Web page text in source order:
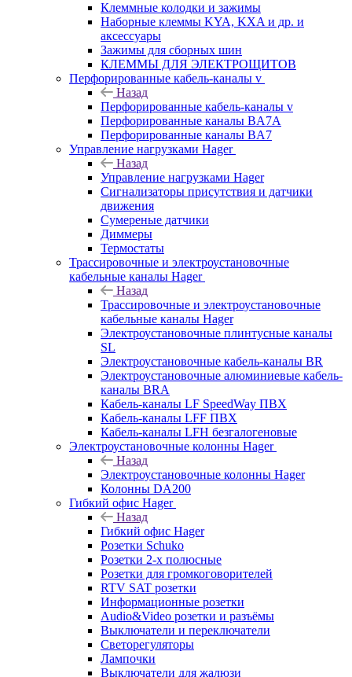
Клеммные колодки и зажимы
Наборные клеммы KYA, KXA и др. и
аксессуары
Зажимы для сборных шин
КЛЕММЫ ДЛЯ ЭЛЕКТРОЩИТОВ
Перфорированные кабель-каналы v
Назад
Перфорированные кабель-каналы v
Перфорированные каналы BA7A
Перфорированные каналы BA7
Управление нагрузками Hager
Назад
Управление нагрузками Hager
Сигнализаторы присутствия и датчики
движения
Сумереные датчики
Диммеры
Термостаты
Трассировочные и электроустановочные
кабельные каналы Hager
Назад
Трассировочные и электроустановочные
кабельные каналы Hager
Электроустановочные плинтусные каналы
SL
Электроустановочные кабель-каналы BR
Электроустановочные алюминиевые кабель-
каналы BRA
Кабель-каналы LF SpeedWay ПВХ
Кабель-каналы LFF ПВХ
Кабель-каналы LFH безгалогеновые
Электроустановочные колонны Hager
Назад
Электроустановочные колонны Hager
Колонны DA200
Гибкий офис Hager
Назад
Гибкий офис Hager
Розетки Schuko
Розетки 2-х полюсные
Розетки для громкоговорителей
RTV SAT розетки
Информационные розетки
Audio&Video розетки и разъёмы
Выключатели и переключатели
Светорегуляторы
Лампочки
Выключатели для жалюзи